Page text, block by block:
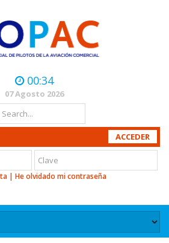
00:34
07 Agosto 2026
| He olvidado mi contraseña